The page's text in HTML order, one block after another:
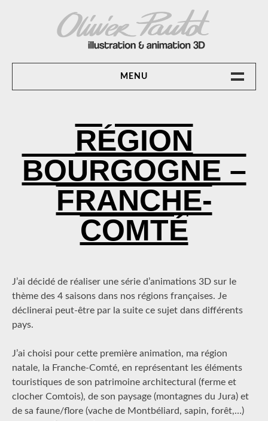
OLIVIER PAUTOT ILLUSTRATION &
ANIMATION 3D
MENU
ANIMATION 3D
CONTACT
RÉGION
BOURGOGNE –
FRANCHE-
COMTÉ
On
2
Olivier@pautot.net
J’ai décidé de réaliser une série d’animations 3D sur le
thème des 4 saisons dans nos régions françaises. Je
déclinerai peut-être par la suite ce sujet dans différents
pays.
J’ai choisi pour cette première animation, ma région
natale, la Franche-Comté, en représentant les éléments
touristiques de son patrimoine architectural (ferme et
clocher Comtois), de son paysage (montagnes du Jura) et
de sa faune/flore (vache de Montbéliard, sapin, forêt,…)